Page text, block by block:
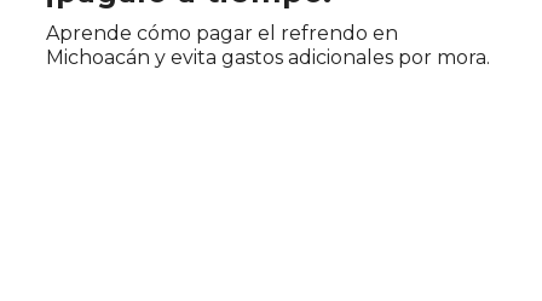
Aprende cómo pagar el refrendo en
Michoacán y evita gastos adicionales por mora.